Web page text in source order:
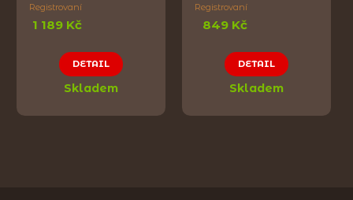
Registrovaní
1 189 Kč
DETAIL
Skladem
Registrovaní
849 Kč
DETAIL
Skladem